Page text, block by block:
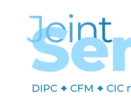
DIPC + CFM + CIC